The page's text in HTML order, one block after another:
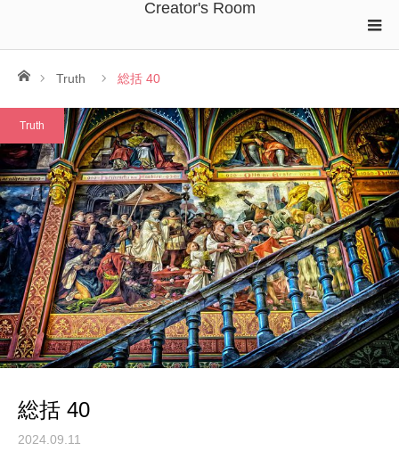
Creator's Room
ホームTruth 総括 40
Truth
総括 40
2024.09.11